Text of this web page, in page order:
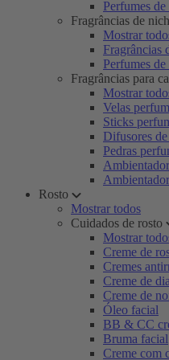
Perfumes
Fragrâncias de
Mostrar
Fragrâncias
Perfumes
Fragrâncias para
Mostrar
Velas
Sticks
Difusores
Pedras
Rosto
Mostrar todos
Cuidados de rosto
Mostrar
Creme de
Cremes
Creme de dia
Creme de
Óleo facial
BB & CC
Bruma facial
Creme com